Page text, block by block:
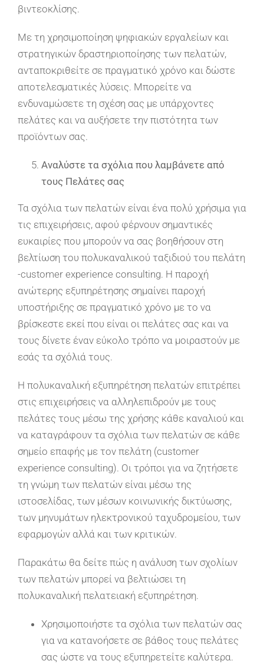
βιντεοκλίσης.
Με τη χρησιμοποίηση ψηφιακών εργαλείων και
στρατηγικών δραστηριοποίησης των πελατών,
ανταποκριθείτε σε πραγματικό χρόνο και δώστε
αποτελεσματικές λύσεις. Μπορείτε να
ενδυναμώσετε τη σχέση σας με υπάρχοντες
πελάτες και να αυξήσετε την πιστότητα των
προϊόντων σας.
Αναλύστε τα σχόλια που λαμβάνετε από
τους Πελάτες σας
Τα σχόλια των πελατών είναι ένα πολύ χρήσιμα για
τις επιχειρήσεις, αφού φέρνουν σημαντικές
ευκαιρίες που μπορούν να σας βοηθήσουν στη
βελτίωση του πολυκαναλικού ταξιδιού του πελάτη
-customer experience consulting. Η παροχή
ανώτερης εξυπηρέτησης σημαίνει παροχή
υποστήριξης σε πραγματικό χρόνο με το να
βρίσκεστε εκεί που είναι οι πελάτες σας και να
τους δίνετε έναν εύκολο τρόπο να μοιραστούν με
εσάς τα σχόλιά τους.
Η πολυκαναλική εξυπηρέτηση πελατών επιτρέπει
στις επιχειρήσεις να αλληλεπιδρούν με τους
πελάτες τους μέσω της χρήσης κάθε καναλιού και
να καταγράφουν τα σχόλια των πελατών σε κάθε
σημείο επαφής με τον πελάτη (customer
experience consulting). Οι τρόποι για να ζητήσετε
τη γνώμη των πελατών είναι μέσω της
ιστοσελίδας, των μέσων κοινωνικής δικτύωσης,
των μηνυμάτων ηλεκτρονικού ταχυδρομείου, των
εφαρμογών αλλά και των κριτικών.
Παρακάτω θα δείτε πώς η ανάλυση των σχολίων
των πελατών μπορεί να βελτιώσει τη
πολυκαναλική πελατειακή εξυπηρέτηση.
Χρησιμοποιήστε τα σχόλια των πελατών σας
για να κατανοήσετε σε βάθος τους πελάτες
σας ώστε να τους εξυπηρετείτε καλύτερα.